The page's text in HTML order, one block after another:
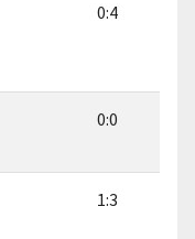
0:4
0:0
1:3